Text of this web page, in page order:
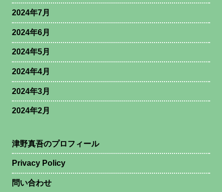
2024年7月
2024年6月
2024年5月
2024年4月
2024年3月
2024年2月
津野真吾のプロフィール
Privacy Policy
問い合わせ